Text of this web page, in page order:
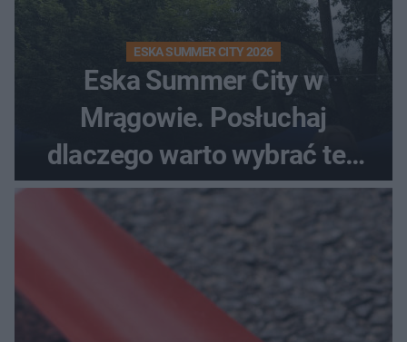
ESKA SUMMER CITY 2026
Eska Summer City w
Mrągowie. Posłuchaj
dlaczego warto wybrać ten
kierunek na urlop!